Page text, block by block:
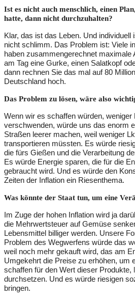
Ist es nicht auch menschlich, einen
hatte, dann nicht durchzuhalten?
Klar, das ist das Leben. Und individuell
nicht schlimm. Das Problem ist: Viele
haben zusammengerechnet maximale
am Tag eine Gurke, einen Salatkopf
dann rechnen Sie das mal auf 80
Deutschland hoch.
Das Problem zu lösen, wäre also
Wenn wir es schaffen würden, weniger
verschwenden, würde uns das enorm
Straßen leerer machen, weil weniger
transportieren müssten. Es würde
die fürs Gießen und die Verarbeitung
Es würde Energie sparen, die für die
gebraucht wird. Und es würde den
Zeiten der Inflation ein Riesenthema.
Was könnte der Staat tun, um eine
Im Zuge der hohen Inflation wird ja
die Mehrwertsteuer auf Gemüse
Lebensmittel billiger werden. Unsere
Problem des Wegwerfens würde das
weil noch mehr gekauft wird, das am
Umgekehrt die Preise zu erhöhen, um
schaffen für den Wert dieser Produkte,
durchsetzen. Und es würde riesigen
bringen.